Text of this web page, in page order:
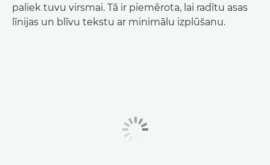
paliek tuvu virsmai. Tā ir piemērota, lai radītu asas
līnijas un blīvu tekstu ar minimālu izplūšanu.